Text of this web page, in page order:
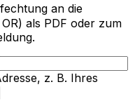
an die
als PDF oder zum
z. B. Ihres